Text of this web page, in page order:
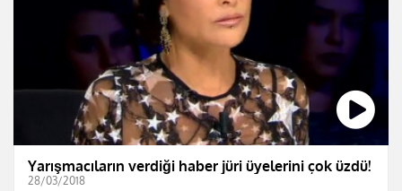
Yarışmacıların verdiği haber jüri üyelerini çok üzdü!
28/03/2018